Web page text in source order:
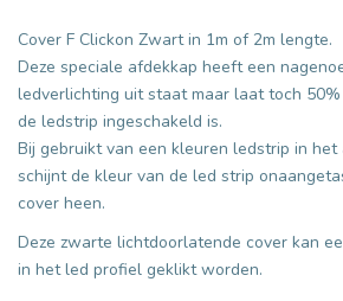
Cover F Clickon Zwart in 1m of 2m lengte.
Deze speciale afdekkap heeft een
ledverlichting uit staat maar laat toch
de ledstrip ingeschakeld is.
Bij gebruikt van een kleuren ledstrip in het
schijnt de kleur van de led strip
cover heen.
Deze zwarte lichtdoorlatende cover kan
in het led profiel geklikt worden.